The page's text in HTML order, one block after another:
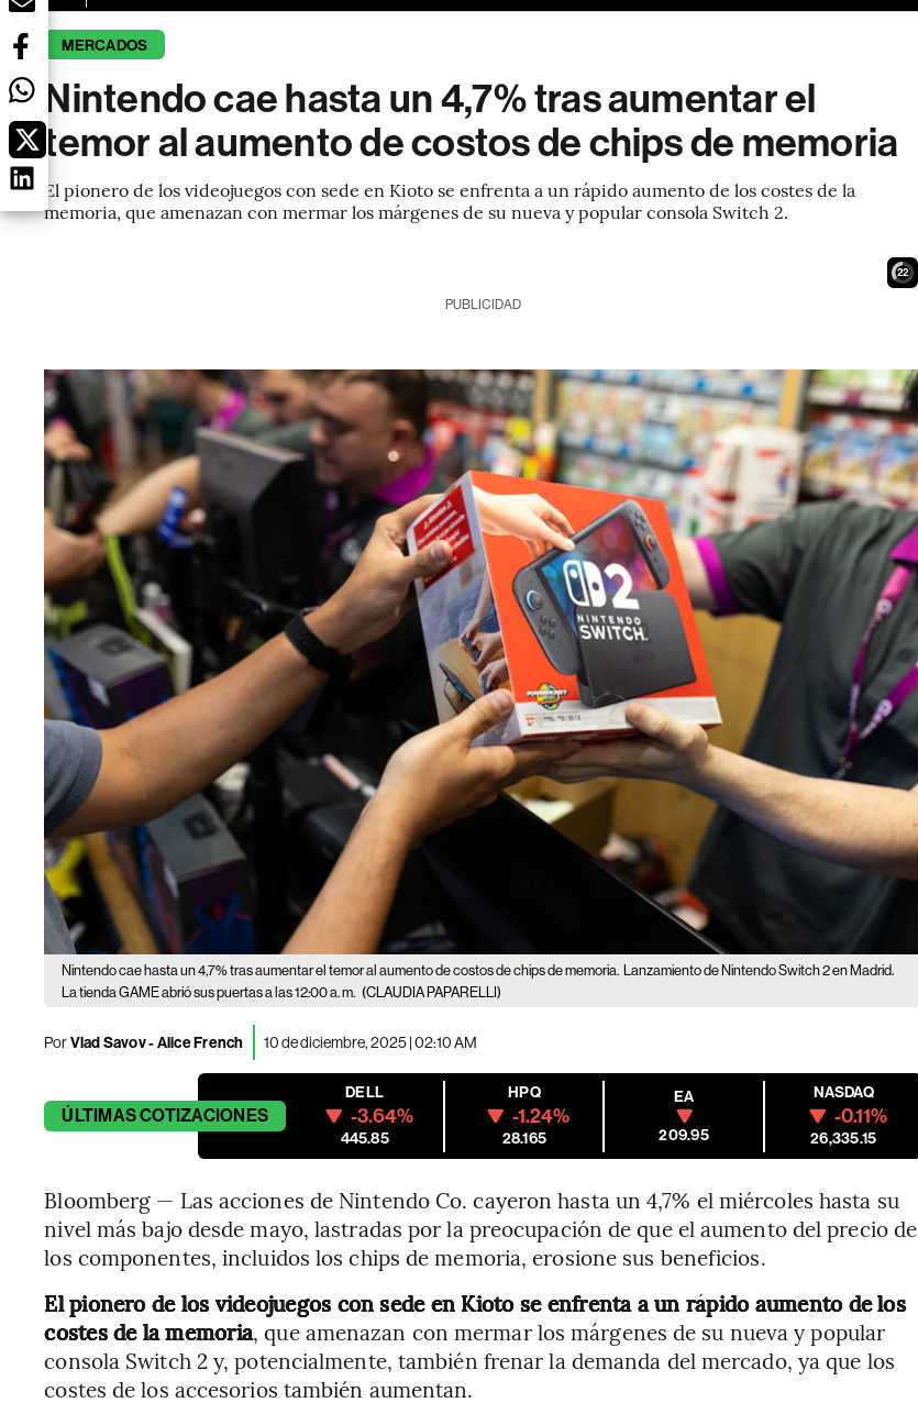
MERCADOS
Nintendo cae hasta un 4,7% tras aumentar el
temor al aumento de costos de chips de memoria
El pionero de los videojuegos con sede en Kioto se enfrenta a un rápido aumento de los costes de la
memoria, que amenazan con mermar los márgenes de su nueva y popular consola Switch 2.
20
PUBLICIDAD
Nintendo cae hasta un 4,7% tras aumentar el temor al aumento de costos de chips de memoria. Lanzamiento de Nintendo Switch 2 en Madrid.
La tienda GAME abrió sus puertas a las 12:00 a. m. (CLAUDIA PAPARELLI)
PorVlad Savov - Alice French 10 de diciembre, 2025 | 02:10 AM
ÚLTIMASCOTIZACIONES
DELL
-3.64%
445.85
HPQ
-1.24%
28.165
EA
209.95
NASDAQ
-0.11%
26,335.15
Bloomberg — Las acciones de Nintendo Co. cayeron hasta un 4,7% el miércoles hasta su
nivel más bajo desde mayo, lastradas por la preocupación de que el aumento del precio de
los componentes, incluidos los chips de memoria, erosione sus beneficios.
El pionero de los videojuegos con sede en Kioto se enfrenta a un rápido aumento de los
costes de la memoria, que amenazan con mermar los márgenes de su nueva y popular
consola Switch 2 y, potencialmente, también frenar la demanda del mercado, ya que los
costes de los accesorios también aumentan.